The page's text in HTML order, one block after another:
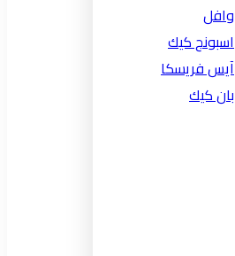
وافل
اسبونج كيك
آيس فريسكا
بان كيك